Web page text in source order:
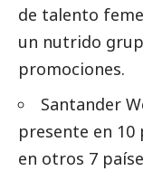
de talento
un nutrido
promociones.
Santander
presente en 10
en otros 7